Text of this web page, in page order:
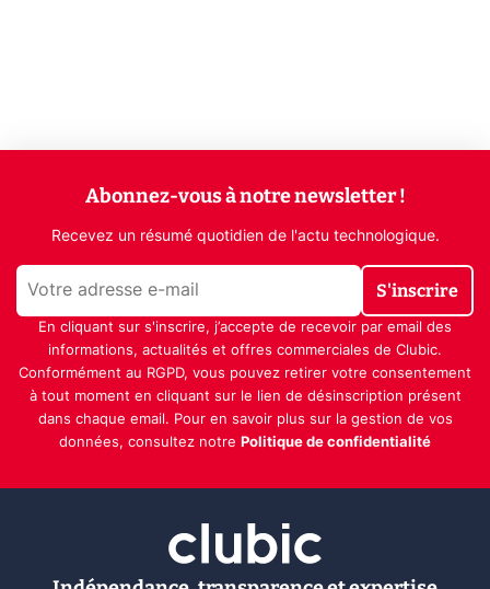
Abonnez-vous à notre newsletter !
Recevez un résumé quotidien de l'actu technologique.
S'inscrire
En cliquant sur s'inscrire, j’accepte de recevoir par email des
informations, actualités et offres commerciales de Clubic.
Conformément au RGPD, vous pouvez retirer votre consentement
à tout moment en cliquant sur le lien de désinscription présent
dans chaque email. Pour en savoir plus sur la gestion de vos
données, consultez notre Politique de confidentialité